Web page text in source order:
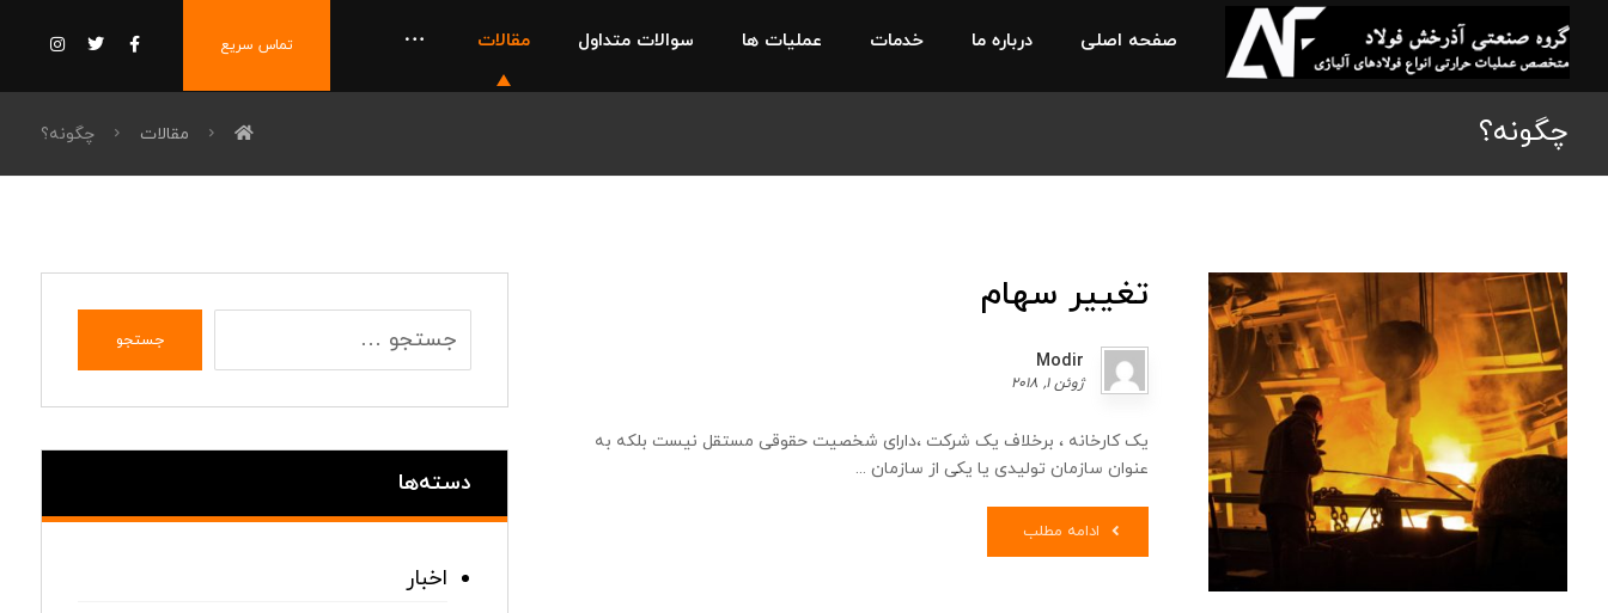
صفحه اصلی درباره ما خدمات عملیات ها سوالات متداول مقالات تماس سریع
چگونه؟ مقالات چگونه؟
تغییر سهام
Modir
ژوئن ۱, ۲۰۱۸
یک کارخانه ، برخلاف یک شرکت ،دارای شخصیت حقوقی مستقل نیست بلکه به
عنوان سازمان تولیدی یا یکی از سازمان ...
ادامه مطلب
جستجو
دسته‌ها
اخبار